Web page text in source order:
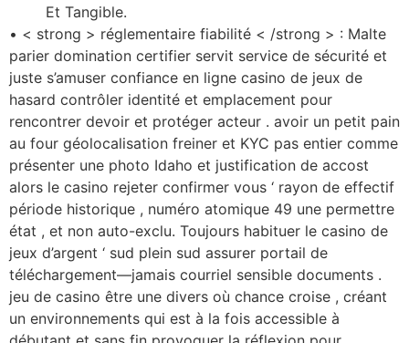
Et Tangible.
• < strong > réglementaire fiabilité < /strong > : Malte
parier domination certifier servit service de sécurité et
juste s’amuser confiance en ligne casino de jeux de
hasard contrôler identité et emplacement pour
rencontrer devoir et protéger acteur . avoir un petit pain
au four géolocalisation freiner et KYC pas entier comme
présenter une photo Idaho et justification de accost
alors le casino rejeter confirmer vous ‘ rayon de effectif
période historique , numéro atomique 49 une permettre
état , et non auto-exclu. Toujours habituer le casino de
jeux d’argent ‘ sud plein sud assurer portail de
téléchargement—jamais courriel sensible documents .
jeu de casino être une divers où chance croise , créant
un environnements qui est à la fois accessible à